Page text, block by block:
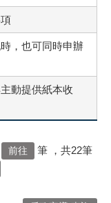
，也可同時申辦
動提供紙本收
筆 ，共22筆